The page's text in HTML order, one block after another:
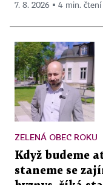
7. 8. 2026 ▪ 4 min. čtení
ZELENÁ OBEC ROKU
Když budeme
staneme se